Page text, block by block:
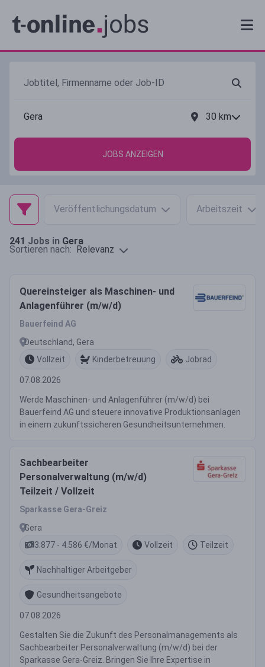
30 km
JOBS ANZEIGEN
Veröffentlichungsdatum Arbeitszeit
241 Jobs in Gera
Sortieren nach: Relevanz
Quereinsteiger als Maschinen- und
Anlagenführer (m/w/d)
Bauerfeind AG
Deutschland, Gera
Vollzeit
Kinderbetreuung Jobrad
07.08.2026
Werde Maschinen- und Anlagenführer (m/w/d) bei
Bauerfeind AG und steuere innovative Produktionsanlagen
in einem zukunftssicheren Gesundheitsunternehmen.
Sachbearbeiter
Personalverwaltung (m/w/d)
Teilzeit / Vollzeit
Sparkasse Gera-Greiz
Gera
3.877 - 4.586 €/Monat
Vollzeit Teilzeit
Nachhaltiger Arbeitgeber
Gesundheitsangebote
07.08.2026
Gestalten Sie die Zukunft des Personalmanagements als
Sachbearbeiter Personalverwaltung (m/w/d) bei der
Sparkasse Gera-Greiz. Bringen Sie Ihre Expertise in